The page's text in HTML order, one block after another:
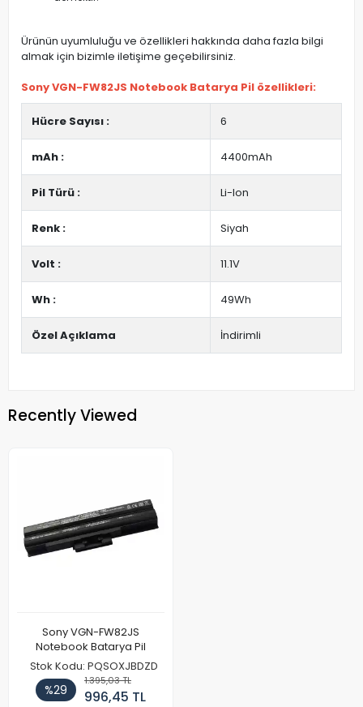
Ürünün uyumluluğu ve özellikleri hakkında daha fazla bilgi
almak için bizimle iletişime geçebilirsiniz.
Sony VGN-FW82JS Notebook Batarya Pil özellikleri:
Hücre Sayısı : 6
mAh : 4400mAh
Pil Türü : Li-Ion
Renk : Siyah
Volt : 11.1V
Wh : 49Wh
Özel Açıklama İndirimli
Recently Viewed
Sony VGN-FW82JS
Notebook Batarya Pil
Stok Kodu: PQSOXJBDZD
%29
1.395,03 TL
996,45 TL